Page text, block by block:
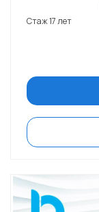
Стаж 17 лет